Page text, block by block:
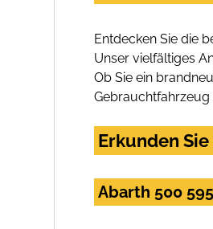
Entdecken Sie die
Unser vielfältiges
Ob Sie ein
Gebrauchtfahrzeug
Erkunden
Abarth 500